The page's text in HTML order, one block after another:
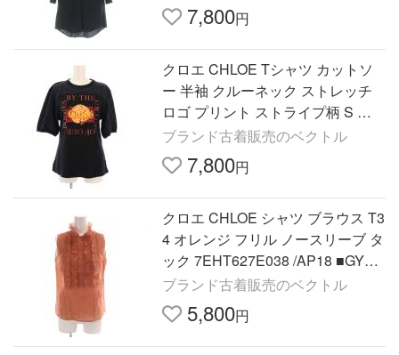
7,800円
クロエ CHLOE Tシャツ カットソ
ー 半袖 クルーネック ストレッチ
ロゴ プリント ストライプ柄 S 黒
ブラック /BB レディース
ブランド古着販売のベクトル
7,800円
クロエ CHLOE シャツ ブラウス T3
4 オレンジ フリル ノースリーブ タ
ック 7EHT627E038 /AP18 ■GY06
レディース
ブランド古着販売のベクトル
5,800円